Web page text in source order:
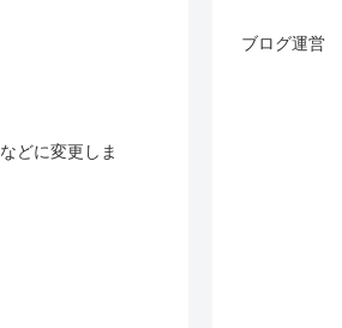
などに変更しま
ブログ運営